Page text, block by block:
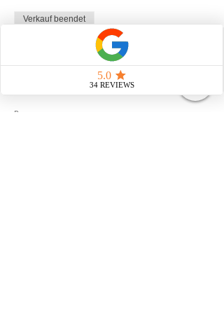
entspannte Weihnachtszeit
Verkauf beendet
VIP Ticket Raunächte
Preis